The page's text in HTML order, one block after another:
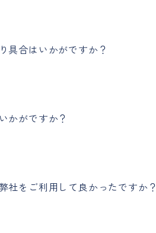
具合はいかがですか？
かがですか？
社をご利用して良かったですか？